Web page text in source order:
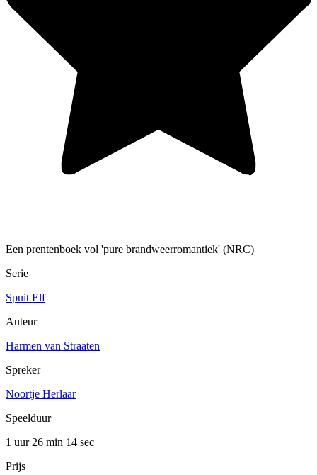
Een prentenboek vol 'pure brandweerromantiek' (NRC)
Serie
Spuit Elf
Auteur
Harmen van Straaten
Spreker
Noortje Herlaar
Speelduur
1 uur 26 min 14 sec
Prijs